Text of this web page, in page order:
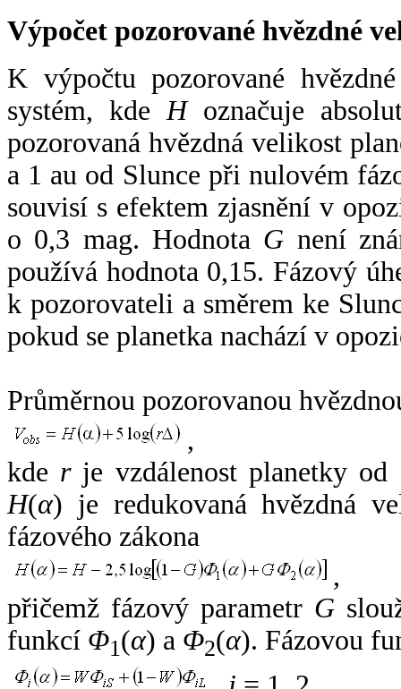
Výpočet pozorované hvězdné
K výpočtu pozorované
systém, kde Hoznačuje
pozorovaná hvězdná velikost
a 1 au od Slunce při nulovém
souvisí s efektem zjasnění v
o 0,3 mag. Hodnota G není
používá hodnota 0,15. Fázový
k pozorovateli a směrem ke
pokud se planetka nachází v
Průměrnou pozorovanou
,
kde rje vzdálenost planetky od
H(α) je redukovaná hvězdná
fázového zákona
,
přičemž fázový parametr G
funkcí Φ1(α) a Φ2(α). Fázovou